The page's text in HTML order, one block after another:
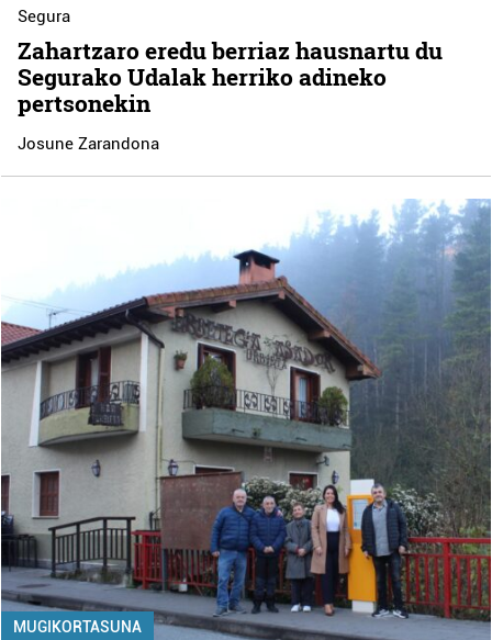
Segura
Zahartzaro eredu berriaz hausnartu du
Segurako Udalak herriko adineko
pertsonekin
Josune Zarandona
MUGIKORTASUNA